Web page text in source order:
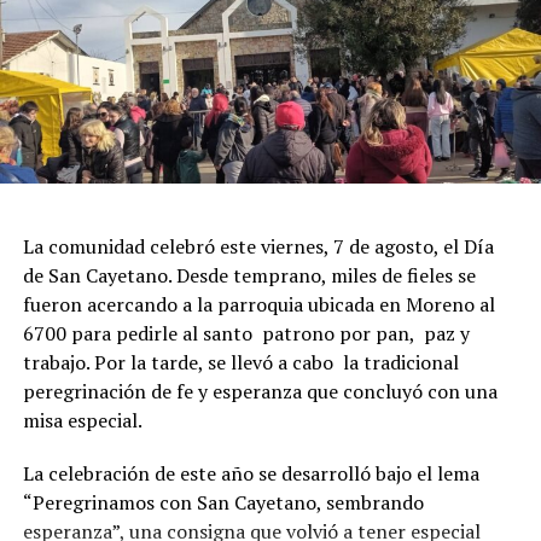
La comunidad celebró este viernes, 7 de agosto, el Día
de San Cayetano. Desde temprano, miles de fieles se
fueron acercando a la parroquia ubicada en Moreno al
6700 para pedirle al santo patrono por pan, paz y
trabajo. Por la tarde, se llevó a cabo la tradicional
peregrinación de fe y esperanza que concluyó con una
misa especial.
La celebración de este año se desarrolló bajo el lema
“Peregrinamos con San Cayetano, sembrando
esperanza”, una consigna que volvió a tener especial